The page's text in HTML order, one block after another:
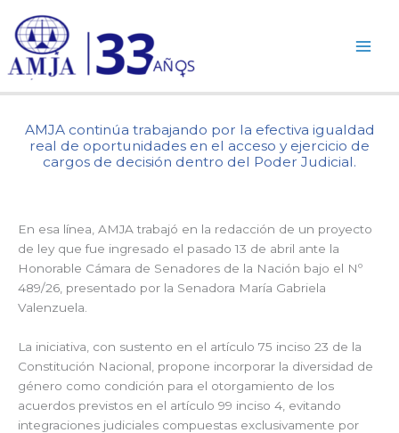
contenido
AMJA continúa trabajando por la efectiva igualdad
real de oportunidades en el acceso y ejercicio de
cargos de decisión dentro del Poder Judicial.
En esa línea, AMJA trabajó en la redacción de un proyecto
de ley que fue ingresado el pasado 13 de abril ante la
Honorable Cámara de Senadores de la Nación bajo el Nº
489/26, presentado por la Senadora María Gabriela
Valenzuela.
La iniciativa, con sustento en el artículo 75 inciso 23 de la
Constitución Nacional, propone incorporar la diversidad de
género como condición para el otorgamiento de los
acuerdos previstos en el artículo 99 inciso 4, evitando
integraciones judiciales compuestas exclusivamente por